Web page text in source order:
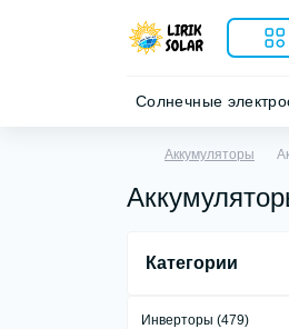
Солнечные
Аккумуляторы
Категории
Инверторы (479)